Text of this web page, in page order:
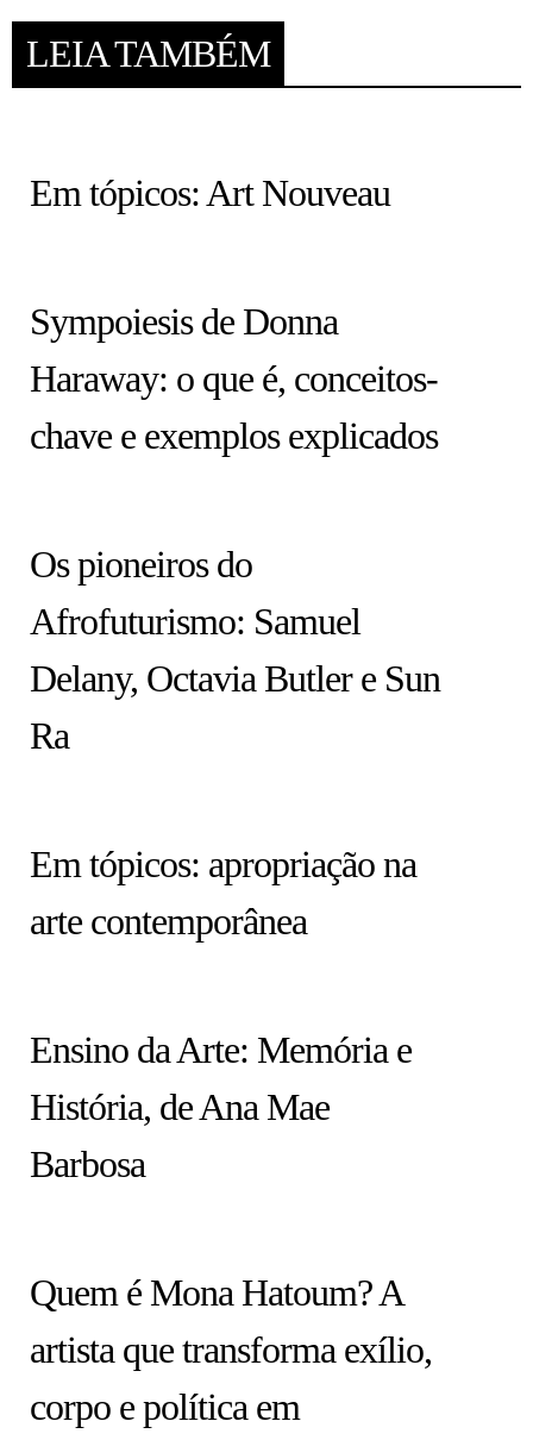
LEIA TAMBÉM
Em tópicos: Art Nouveau
Sympoiesis de Donna
Haraway: o que é, conceitos-
chave e exemplos explicados
Os pioneiros do
Afrofuturismo: Samuel
Delany, Octavia Butler e Sun
Ra
Em tópicos: apropriação na
arte contemporânea
Ensino da Arte: Memória e
História, de Ana Mae
Barbosa
Quem é Mona Hatoum? A
artista que transforma exílio,
corpo e política em